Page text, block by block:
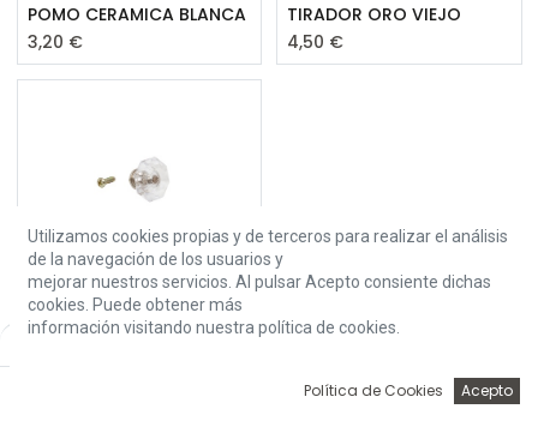
Default
POMO CERAMICA BLANCA
3,20 €
TIRADOR ORO VIEJO
4,50 €
POMO TRANSPARENTE
2,10€
Utilizamos cookies propias y de terceros para realizar el análisis
de la navegación de los usuarios y
mejorar nuestros servicios. Al pulsar Acepto consiente dichas
cookies. Puede obtener más
información visitando nuestra política de cookies.
Política de Cookies Acepto